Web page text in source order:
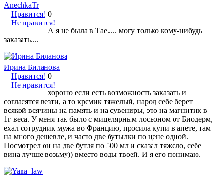
AnechkaTr
Нравится!
Не нравится!
0
А я не была в Тае..... могу только кому-нибудь
заказать....
Ирина Биланова
Нравится!
Не нравится!
0
хорошо если есть возможность заказать и
согласятся везти, а то кремик тяжелый, народ себе берет
всякой всячины на память и на сувениры, это на магнитик в
1г веса. У меня так было с мицелярным лосьоном от Биодерм,
ехал сотрудник мужа во Францию, просила купи в апете, там
на много дешевле, и часто две бутылки по цене одной.
Посмотрел он на две бутля по 500 мл и сказал тяжело, себе
вина лучше возьму)) вместо воды твоей. И я его понимаю.